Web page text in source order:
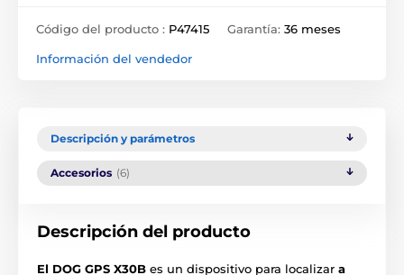
Código del producto : P47415 Garantía: 36 meses
Información del vendedor
Descripción y parámetros
Accesorios (6)
Descripción del producto
El DOG GPS X30B es un dispositivo para localizar a